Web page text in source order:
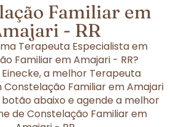
Familiar em
- RR
Terapeuta Especialista em
Familiar em Amajari - RR?
a melhor Terapeuta
Constelação Familiar em Amajari
botão abaixo e agende a melhor
de Constelação Familiar em